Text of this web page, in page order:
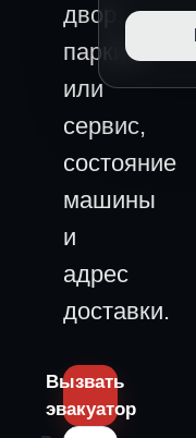
двор,
паркинг
или
сервис,
состояние
машины
и
адрес
доставки.
Вызвать
эвакуатор